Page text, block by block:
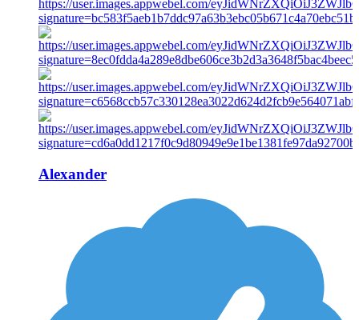
Alexander